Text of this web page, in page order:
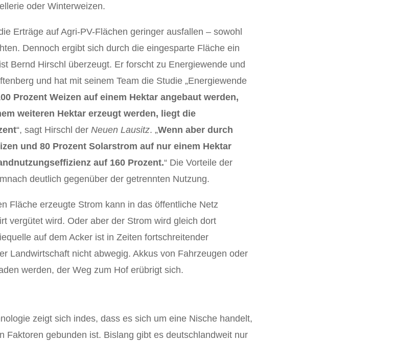
oder Winterweizen.
Erträge auf Agri-PV-Flächen geringer ausfallen – sowohl
Dennoch ergibt sich durch die eingesparte Fläche ein
Bernd Hirschl überzeugt. Er forscht zu Energiewende und
und hat mit seinem Team die Studie „Energiewende
Prozent Weizen auf einem Hektar angebaut werden,
weiteren Hektar erzeugt werden, liegt die
“, sagt Hirschl der Neuen Lausitz. „Wenn aber durch
und 80 Prozent Solarstrom auf nur einem Hektar
auf 160 Prozent.“ Die Vorteile der
deutlich gegenüber der getrennten Nutzung.
Fläche erzeugte Strom kann in das öffentliche Netz
vergütet wird. Oder aber der Strom wird gleich dort
auf dem Acker ist in Zeiten fortschreitender
Landwirtschaft nicht abwegig. Akkus von Fahrzeugen oder
werden, der Weg zum Hof erübrigt sich.
zeigt sich indes, dass es sich um eine Nische handelt,
Faktoren gebunden ist. Bislang gibt es deutschlandweit nur